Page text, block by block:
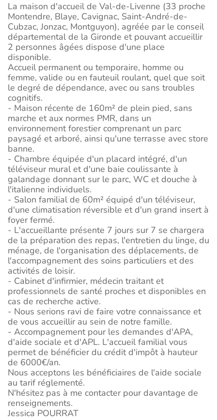
La maison d'accueil de Val-de-Livenne (33 proche
Montendre, Blaye, Cavignac, Saint-André-de-
Cubzac, Jonzac, Montguyon), agréée par le conseil
départemental de la Gironde et pouvant accueillir
2 personnes âgées dispose d'une place
disponible.
Accueil permanent ou temporaire, homme ou
femme, valide ou en fauteuil roulant, quel que soit
le degré de dépendance, avec ou sans troubles
cognitifs.
- Maison récente de 160m² de plein pied, sans
marche et aux normes PMR, dans un
environnement forestier comprenant un parc
paysagé et arboré, ainsi qu'une terrasse avec store
banne.
- Chambre équipée d'un placard intégré, d'un
téléviseur mural et d'une baie coulissante à
galandage donnant sur le parc, WC et douche à
l'italienne individuels.
- Salon familial de 60m² équipé d'un téléviseur,
d'une climatisation réversible et d'un grand insert à
foyer fermé.
- L'accueillante présente 7 jours sur 7 se chargera
de la préparation des repas, l'entretien du linge, du
ménage, de l'organisation des déplacements, de
l'accompagnement des soins particuliers et des
activités de loisir.
- Cabinet d'infirmier, médecin traitant et
professionnels de santé proches et disponibles en
cas de recherche active.
- Nous serions ravi de faire votre connaissance et
de vous accueillir au sein de notre famille.
- Accompagnement pour les demandes d'APA,
d'aide sociale et d'APL. L'accueil familial vous
permet de bénéficier du crédit d'impôt à hauteur
de 6000€/an.
Nous acceptons les bénéficiaires de l'aide sociale
au tarif réglementé.
N'hésitez pas à me contacter pour davantage de
renseignements.
Jessica POURRAT